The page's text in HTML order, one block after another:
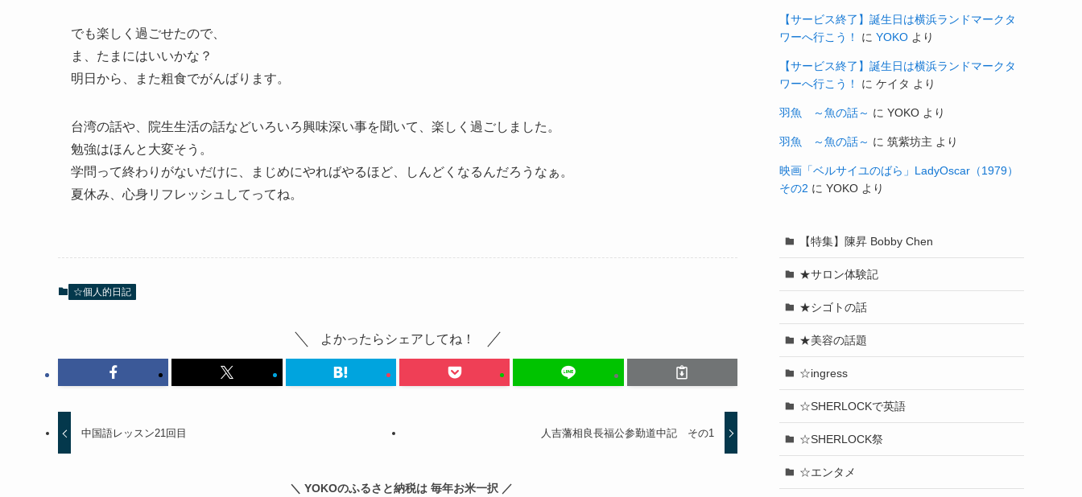
でも楽しく過ごせたので、
ま、たまにはいいかな？
明日から、また粗食でがんばります。
台湾の話や、院生生活の話などいろいろ興味深い事を聞いて、楽しく過ごしました。
勉強はほんと大変そう。
学問って終わりがないだけに、まじめにやればやるほど、しんどくなるんだろうなぁ。
夏休み、心身リフレッシュしてってね。
☆個人的日記
よかったらシェアしてね！
中国語レッスン21回目 人吉藩相良長福公参勤道中記 その1
＼ YOKOのふるさと納税は 毎年お米一択 ／
【サービス終了】誕生日は横浜ランドマークタ
ワーへ行こう！
に YOKO より
【サービス終了】誕生日は横浜ランドマークタ
ワーへ行こう！
に ケイタ より
羽魚 ～魚の話～ に YOKO より
羽魚 ～魚の話～ に 筑紫坊主 より
映画「ベルサイユのばら」LadyOscar（1979）
その2 に YOKO より
【特集】陳昇 Bobby Chen
★サロン体験記
★シゴトの話
★美容の話題
☆ingress
☆SHERLOCKで英語
☆SHERLOCK祭
☆エンタメ